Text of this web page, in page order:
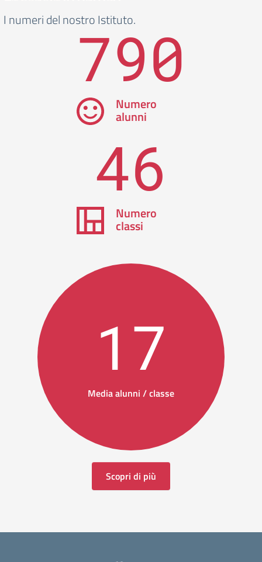
I numeri del nostro Istituto.
790
Numero
alunni
46
Numero
classi
17
Media alunni / classe
Scopri di più